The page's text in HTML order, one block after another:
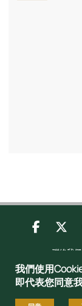
聯絡我們
Copyright © 2025
我們使用
即代表您同意